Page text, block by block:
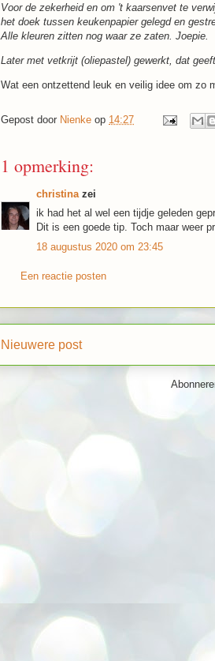
Voor de zekerheid en om 't kaarsenvet te
het doek tussen keukenpapier gelegd en
Alle kleuren zitten nog waar ze zaten. Joepie.
Later met vetkrijt (oliepastel) gewerkt, dat
Wat een ontzettend leuk en veilig idee om zo
Gepost door Nienke op 14:27
1 opmerking:
christina zei
ik had het al wel een tijdje geleden
Dit is een goede tip. Toch maar weer
18 augustus 2020 om 23:45
Een reactie posten
Nieuwere post